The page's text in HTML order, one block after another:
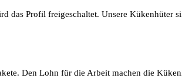
Profil freigeschaltet. Unsere Kükenhüter
Den Lohn für die Arbeit machen die